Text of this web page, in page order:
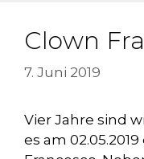
Clown
7. Juni 2019
Vier Jahre sind
es am